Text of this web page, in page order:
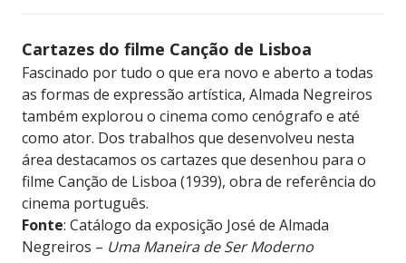
Cartazes do filme Canção de Lisboa
Fascinado por tudo o que era novo e aberto a todas
as formas de expressão artística, Almada Negreiros
também explorou o cinema como cenógrafo e até
como ator. Dos trabalhos que desenvolveu nesta
área destacamos os cartazes que desenhou para o
filme Canção de Lisboa (1939), obra de referência do
cinema português.
Fonte: Catálogo da exposição José de Almada
Negreiros – Uma Maneira de Ser Moderno